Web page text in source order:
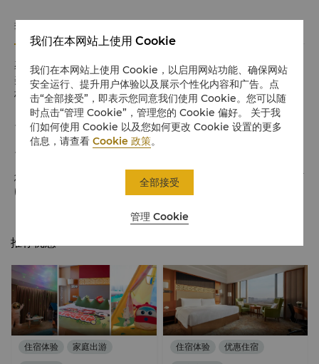
套餐详情
馨咖啡为宾客呈献琳琅满目的环球美食，缤纷鲜活海鲜、本地特色
美食、火锅烧烤、日韩料理、西式佳肴、新鲜沙拉及诱人甜品、面
档，开启您的饕餮盛宴之旅。
周一至周四 CNY 208元/位
周五至周日 CNY 218元/位
您亦可发送邮件到
reservations.slhh@shangri-la.com
或拨打
(86 471) 336 6888
联系酒店。
推荐优惠
住宿体验
家庭出游
住宿体验
优惠住宿
我们在本网站上使用 Cookie
我们在本网站上使用 Cookie，以启用网站功能、确保网站
安全运行、提升用户体验以及展示个性化内容和广告。点
击“全部接受”，即表示您同意我们使用 Cookie。您可以随
时点击“管理 Cookie”，管理您的 Cookie 偏好。 关于我
们如何使用 Cookie 以及您如何更改 Cookie 设置的更多
信息，请查看Cookie 政策。
管理 Cookie
全部接受